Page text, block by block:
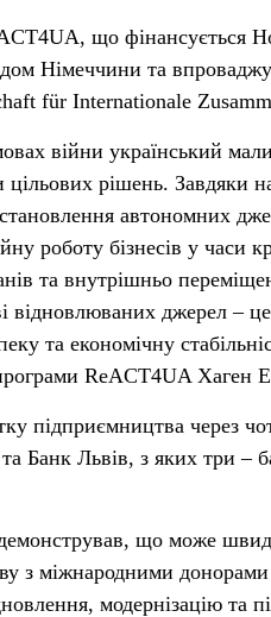
що фінансується
Німеччини та
für Internationale
війни український
цільових рішень. Завдяки
автономних
роботу бізнесів у часи
та внутрішньо
відновлюваних джерел –
та економічну
ReACT4UA Хаген
підприємництва через
Банк Львів, з яких три –
що може
з міжнародними донорами
модернізацію та